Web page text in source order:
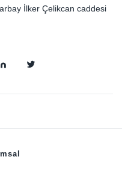
İlker Çelikcan caddesi